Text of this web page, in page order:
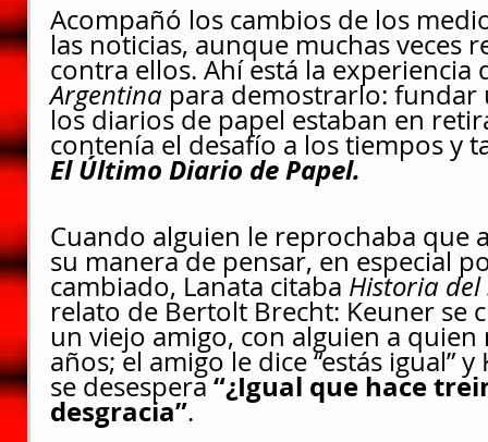
Acompañó los cambios de los
las noticias, aunque muchas veces
contra ellos. Ahí está la experiencia
Argentina para demostrarlo:
los diarios de papel estaban en
contenía el desafío a los tiempos y
El Último Diario de Papel.
Cuando alguien le reprochaba que
su manera de pensar, en especial
cambiado, Lanata citaba Historia del
relato de Bertolt Brecht: Keuner se
un viejo amigo, con alguien a
años; el amigo le dice “estás igual”
se desespera “¿Igual que hace
desgracia”.